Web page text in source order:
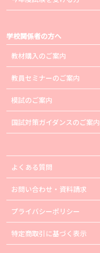
学校関係者の方へ
教材購入のご案内
教員セミナーのご案内
模試のご案内
国試対策ガイダンスのご案内
よくある質問
お問い合わせ・資料請求
プライバシーポリシー
特定商取引に基づく表示